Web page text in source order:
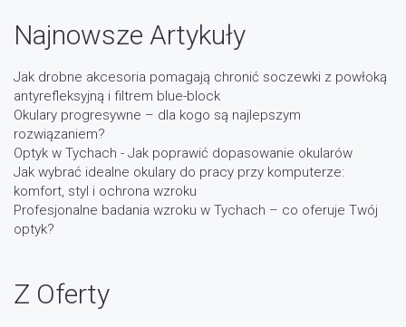
Najnowsze Artykuły
Jak drobne akcesoria pomagają chronić soczewki z powłoką
antyrefleksyjną i filtrem blue-block
Okulary progresywne – dla kogo są najlepszym
rozwiązaniem?
Optyk w Tychach - Jak poprawić dopasowanie okularów
Jak wybrać idealne okulary do pracy przy komputerze:
komfort, styl i ochrona wzroku
Profesjonalne badania wzroku w Tychach – co oferuje Twój
optyk?
Z Oferty